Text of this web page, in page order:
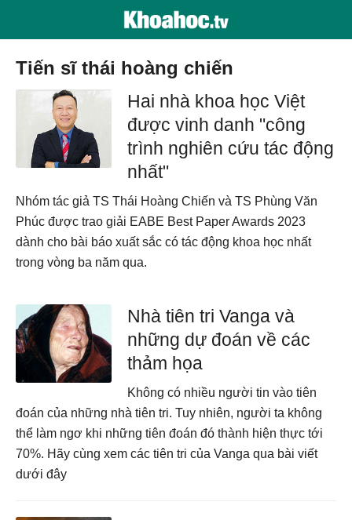
tiến sĩ thái hoàng chiến
Hai nhà khoa học Việt
được vinh danh "công
trình nghiên cứu tác động
nhất"
Nhóm tác giả TS Thái Hoàng Chiến và TS Phùng Văn
Phúc được trao giải EABE Best Paper Awards 2023
dành cho bài báo xuất sắc có tác động khoa học nhất
trong vòng ba năm qua.
Nhà tiên tri Vanga và
những dự đoán về các
thảm họa
Không có nhiều người tin vào tiên
đoán của những nhà tiên tri. Tuy nhiên, người ta không
thể làm ngơ khi những tiên đoán đó thành hiện thực tới
70%. Hãy cùng xem các tiên tri của Vanga qua bài viết
dưới đây